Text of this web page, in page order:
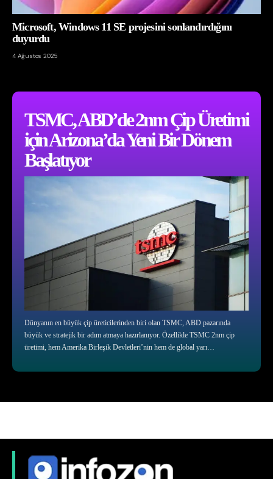
TSMC, ABD’de 2nm Çip Üretimi
için Arizona’da Yeni Bir Dönem
Başlatıyor
Dünyanın en büyük çip üreticilerinden biri olan TSMC, ABD pazarında
büyük ve stratejik bir adım atmaya hazırlanıyor. Özellikle TSMC 2nm çip
üretimi, hem Amerika Birleşik Devletleri’nin hem de global yarı…
Microsoft, Windows 11 SE projesini sonlandırdığını
duyurdu
4 Ağustos 2025